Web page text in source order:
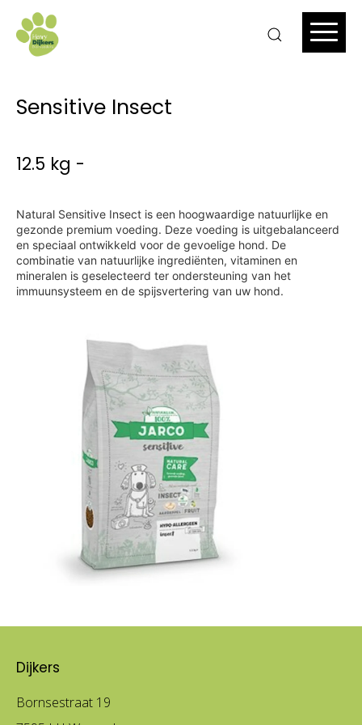
Sensitive Insect
12.5 kg -
Natural Sensitive Insect is een hoogwaardige natuurlijke en
gezonde premium voeding. Deze voeding is uitgebalanceerd
en speciaal ontwikkeld voor de gevoelige hond. De
combinatie van natuurlijke ingrediënten, vitaminen en
mineralen is geselecteerd ter ondersteuning van het
immuunsysteem en de spijsvertering van uw hond.
Dijkers
Bornsestraat 19